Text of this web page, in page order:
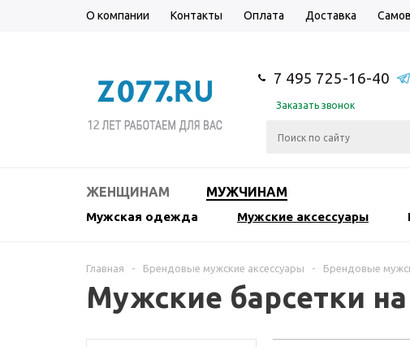
О компании Контакты Оплата Доставка
7 495 725-16-40
Заказать звонок
ЖЕНЩИНАМ МУЖЧИНАМ
Мужская одежда Мужские аксессуары
Главная - Брендовые мужские аксессуары - Брендовые
Мужские барсетки